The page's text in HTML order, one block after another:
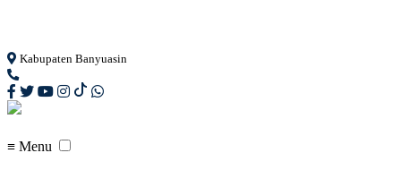
Kabupaten Banyuasin
≡ Menu